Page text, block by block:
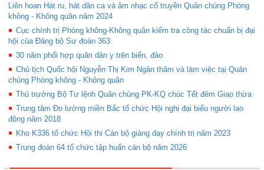
Liên hoan Hát ru, hát dân ca và âm nhạc cổ truyền Quân chủng Phòng
không - Không quân năm 2024
Cục chính trị Phòng không-Không quân kiểm tra công tác chuẩn bị đại
hội của Đảng bộ Sư đoàn 363
30 năm phối hợp quân dân y trên biển, đảo
Chủ tịch Quốc hội Nguyễn Thị Kim Ngân thăm và làm việc tại Quân
chủng Phòng không - Không quân
Thủ trưởng Bộ Tư lệnh Quân chủng PK-KQ chúc Tết đêm Giao thừa
Trung tâm Đo lường miền Bắc tổ chức Hội nghị đại biểu người lao
động năm 2018
Kho K336 tổ chức Hội thi Cán bộ giảng dạy chính trị năm 2023
Trung đoàn 64 tổ chức tập huấn cán bộ năm 2026